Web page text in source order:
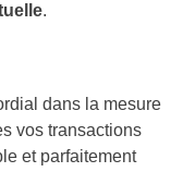
.
dans la mesure
vos transactions
et parfaitement